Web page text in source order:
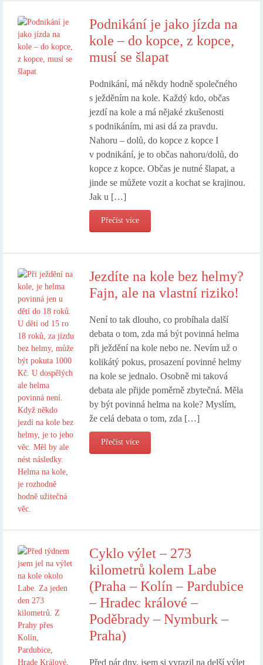
Podnikání je jako jízda na
kole – do kopce, z kopce,
musí se šlapat
Podnikání, má někdy hodně společného
s ježděním na kole. Každý kdo, občas
jezdí na kole a má nějaké zkušenosti
s podnikáním, mi asi dá za pravdu.
Nahoru – dolů, do kopce z kopce I
v podnikání, je to občas nahoru/dolů, do
kopce z kopce. Občas je nutné šlapat, a
jinde se můžete vozit a kochat se krajinou.
Jak u […]
Přečíst více
Jezdíte na kole bez helmy?
Fajn, ale na vlastní riziko!
Není to tak dlouho, co probíhala další
debata o tom, zda má být povinná helma
při ježdění na kole nebo ne. Nevím už o
kolikátý pokus, prosazení povinné helmy
na kole se jednalo. Osobně mi taková
debata ale přijde poměrně zbytečná. Měla
by být povinná helma na kole? Myslím,
že celá debata o tom, zda […]
Přečíst více
Cyklo výlet – 273
kilometrů kolem Labe
(Praha – Kolín – Pardubice
– Hradec králové –
Poděbrady – Nymburk –
Praha)
Před pár dny, jsem si vyrazil na delší výlet